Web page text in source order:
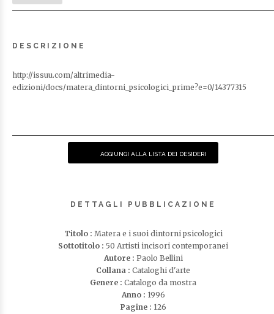
DESCRIZIONE
http://issuu.com/altrimedia-
edizioni/docs/matera_dintorni_psicologici_prime?e=0/14377315
AGGIUNGI ALLA LISTA DEI DESIDERI
DETTAGLI PUBBLICAZIONE
Titolo : Matera e i suoi dintorni psicologici
Sottotitolo : 50 Artisti incisori contemporanei
Autore : Paolo Bellini
Collana : Cataloghi d'arte
Genere : Catalogo da mostra
Anno : 1996
Pagine : 126